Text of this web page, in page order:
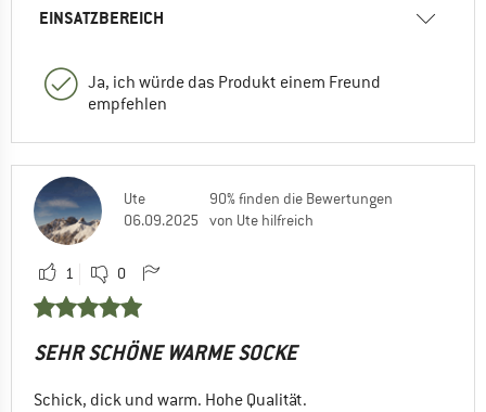
EINSATZBEREICH
Ja, ich würde das Produkt einem Freund
empfehlen
Ute
06.09.2025
90% finden die Bewertungen
von Ute hilfreich
1 0
SEHR SCHÖNE WARME SOCKE
Schick, dick und warm. Hohe Qualität.